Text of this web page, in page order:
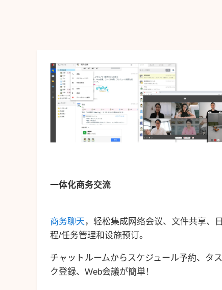
一体化商务交流
商务聊天 ，轻松集成网络会议、文件共享、日
程/任务管理和设施预订。
チャットルームからスケジュール予約、タス
ク登録、Web会議が簡単！